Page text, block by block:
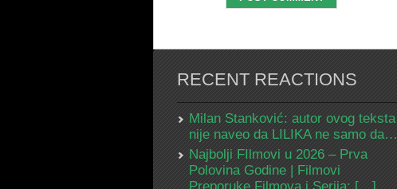
RECENT REACTIONS
Milan Stanković: autor ovog teksta
nije naveo da LILIKA ne samo da…
Najbolji FIlmovi u 2026 – Prva
Polovina Godine | Filmovi